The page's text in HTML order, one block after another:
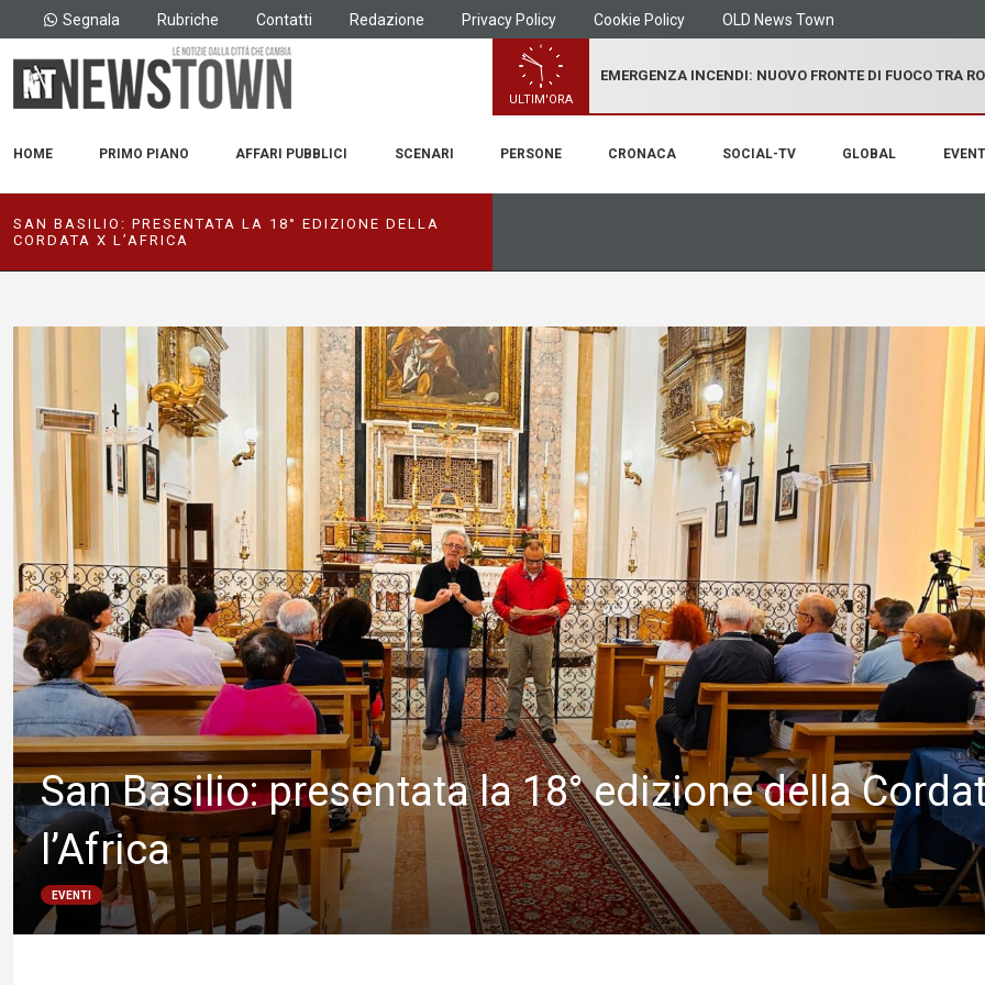
Segnala Rubriche Contatti Redazione Privacy Policy Cookie Policy OLD News Town
ULTIM'ORA
EMERGENZA INCENDI: NUOVO FRONTE DI FUOCO TRA
HOME PRIMO PIANO AFFARI PUBBLICI SCENARI PERSONE CRONACA SOCIAL-TV GLOBAL
SAN BASILIO: PRESENTATA LA 18° EDIZIONE DELLA
CORDATA X L’AFRICA
San Basilio: presentata la 18° edizione della
l’Africa
EVENTI